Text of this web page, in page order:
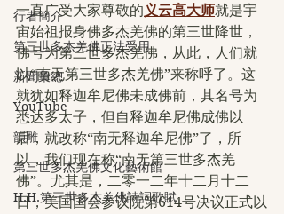
行者簡介
第三世多杰羌佛正法受用
新聞彙總
YouTube
韻雕
第三世多杰羌佛文化藝術館
H.H.第三世多杰羌佛詩詞歌賦
一直广受大家尊敬的 义云高大师就是宇
宙始祖报身佛多杰羌佛的第三世降世，
佛号为第三世多杰羌佛，从此，人们就
以“南无第三世多杰羌佛”来称呼了。这
就犹如释迦牟尼佛未成佛前，其名号为
悉达多太子，但自释迦牟尼佛成佛以
后，就改称“南无释迦牟尼佛”了，所
以，我们现在称“南无第三世多杰羌
佛”。尤其是，二零一二年十二月十二
日，美国国会参议院第614号决议正式以